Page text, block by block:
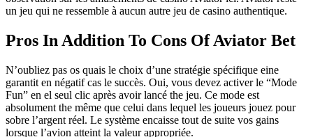
un jeu qui ne ressemble à aucun autre jeu de casino authentique.
Pros In Addition To Cons Of Aviator Bet
N’oubliez pas os quais le choix d’une stratégie spécifique eine
garantit en négatif cas le succès. Oui, vous devez activer le “Mode
Fun” en el seul clic après avoir lancé the jeu. Ce mode est
absolument the même que celui dans lequel les joueurs jouez pour
sobre l’argent réel. Le système encaisse tout de suite vos gains
lorsque l’avion atteint la valeur appropriée.